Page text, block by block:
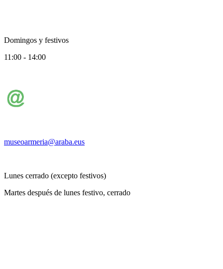
Domingos y festivos
11:00 - 14:00
museoarmeria@araba.eus
Lunes cerrado (excepto festivos)
Martes después de lunes festivo, cerrado